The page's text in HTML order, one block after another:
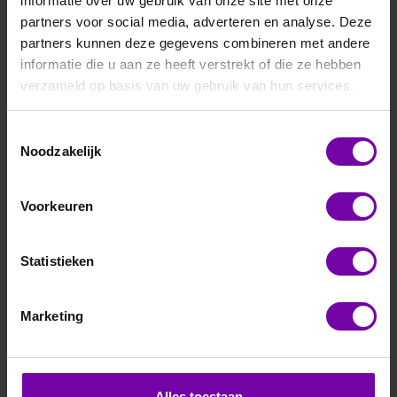
partners voor social media, adverteren en analyse. Deze
partners kunnen deze gegevens combineren met andere
informatie die u aan ze heeft verstrekt of die ze hebben
verzameld op basis van uw gebruik van hun services.
Noodzakelijk
Voorkeuren
Statistieken
Marketing
functie, ideaal voor transmitters de op moeilijk bereikbare
plaatsen worden gemonteerd.
Filteren en sorteren
PSIDAC